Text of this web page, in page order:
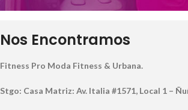
Nos Encontramos
Fitness Pro Moda Fitness & Urbana.
Stgo: Casa Matriz: Av. Italia #1571, Local 1 –